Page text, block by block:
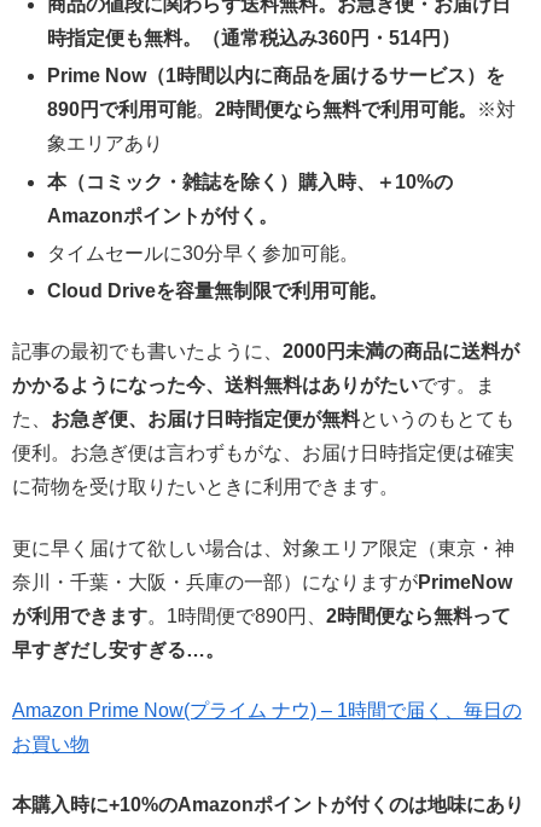
商品の値段に関わらず送料無料。お急ぎ便・お届け日
時指定便も無料。（通常税込み360円・514円）
Prime Now（1時間以内に商品を届けるサービス）を
890円で利用可能。2時間便なら無料で利用可能。
※対
象エリアあり
本（コミック・雑誌を除く）購入時、＋10%の
Amazonポイントが付く。
タイムセールに30分早く参加可能。
Cloud Driveを容量無制限で利用可能。
記事の最初でも書いたように、 2000円未満の商品に送料が
かかるようになった今、送料無料はありがたいです。ま
た、 お急ぎ便、お届け日時指定便が無料というのもとても
便利。お急ぎ便は言わずもがな、お届け日時指定便は確実
に荷物を受け取りたいときに利用できます。
更に早く届けて欲しい場合は、対象エリア限定（東京・神
奈川・千葉・大阪・兵庫の一部）になりますがPrimeNow
が利用できます。1時間便で890円、 2時間便なら無料って
早すぎだし安すぎる…。
Amazon Prime Now(プライム ナウ) – 1時間で届く、毎日の
お買い物
本購入時に+10%のAmazonポイントが付くのは地味にあり